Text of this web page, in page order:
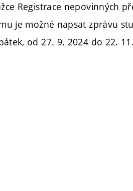
Registrace nepovinných
je možné napsat zprávu
od 27. 9. 2024 do 22.